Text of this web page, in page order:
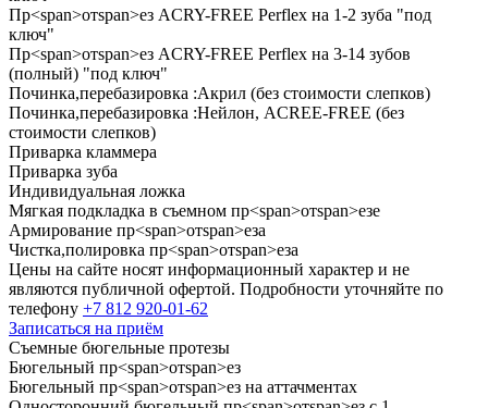
Пр<span>отspan>ез ACRY-FREE Perflex на 1-2 зуба "под
ключ"
Пр<span>отspan>ез ACRY-FREE Perflex на 3-14 зубов
(полный) "под ключ"
Починка,перебазировка :Акрил (без стоимости слепков)
Починка,перебазировка :Нейлон, ACREE-FREE (без
стоимости слепков)
Приварка кламмера
Приварка зуба
Индивидуальная ложка
Мягкая подкладка в съемном пр<span>отspan>езе
Армирование пр<span>отspan>еза
Чистка,полировка пр<span>отspan>еза
Цены на сайте носят информационный характер и не
являются публичной офертой. Подробности уточняйте по
телефону +7 812 920-01-62
Записаться на приём
Съемные бюгельные протезы
Бюгельный пр<span>отspan>ез
Бюгельный пр<span>отspan>ез на аттачментах